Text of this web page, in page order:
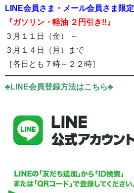
LINE会員さま・メール会員さま限定
『ガソリン・軽油 ２円引き!!』
３月１１日（金） ～
３月１４日（月）まで
［各日とも７時～２２時］
♣LINE会員登録方法はこちら♣